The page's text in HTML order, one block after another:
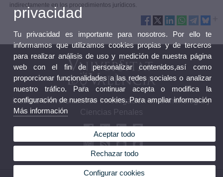
indirectamente en los procedimientos jurídicos.
Instituto Universitario de Investigación en Criminología y
Ciencias Penales
privacidad
Tu privacidad es importante para nosotros. Por ello te
informamos que utilizamos cookies propias y de terceros
para realizar análisis de uso y medición de nuestra página
web con el fin de personalizar contenidos,así como
proporcionar funcionalidades a las redes sociales o analizar
nuestro tráfico. Para continuar acepta o modifica la
configuración de nuestras cookies. Para ampliar información
Más información
Aceptar todo
Rechazar todo
Configurar cookies